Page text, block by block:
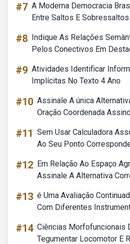
#7 A Moderna Democracia
Entre Saltos E Sobressaltos
#8 Indique As Relações
Pelos Conectivos Em
#9 Atividades Identificar
Implícitas No Texto 4 Ano
#10 Assinale A única
Oração Coordenada
#11 Sem Usar Calculadora
Ao Seu Ponto
#12 Em Relação Ao Espaço
Assinale A Alternativa
#13 é Uma Avaliação
Com Diferentes
#14 Ciências Morfofuncionais
Tegumentar Locomotor E